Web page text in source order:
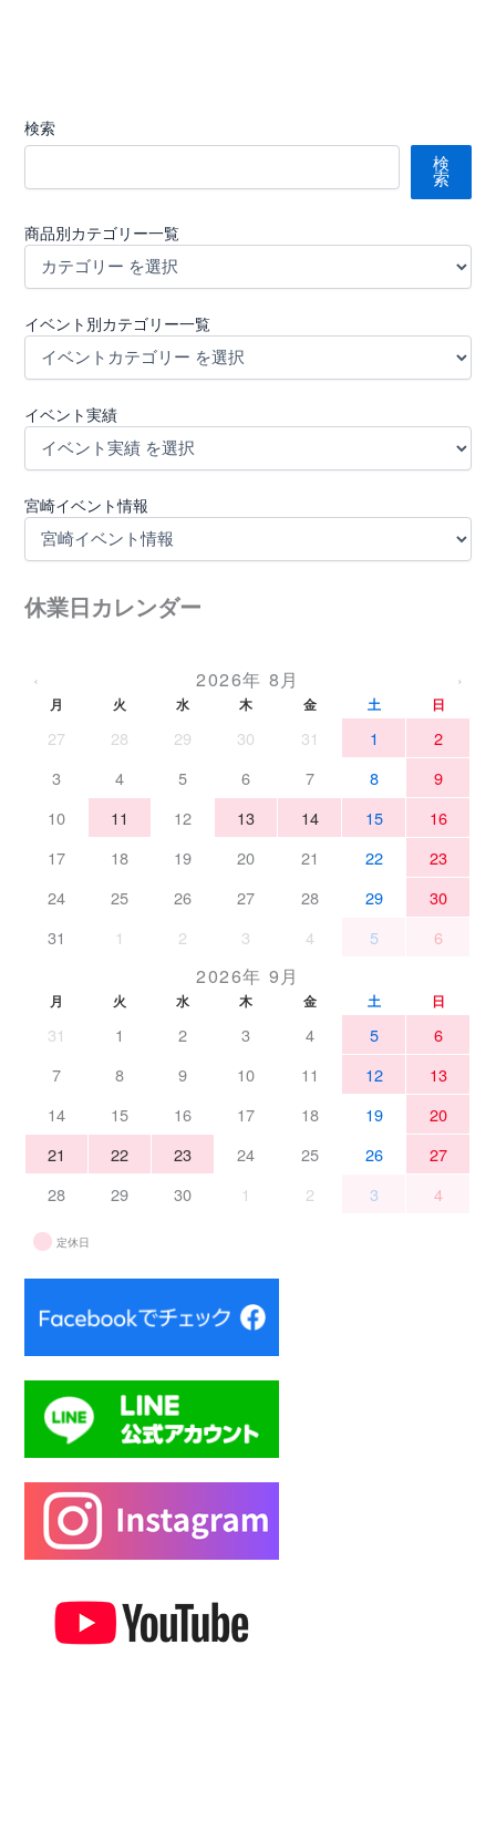
検索
検
索
商品別カテゴリー一覧
イベント別カテゴリー一覧
イベント実績
宮崎イベント情報
休業日カレンダー
‹ 2026年 8月 ›
月 火 水 木 金 土 日
27 28 29 30 31 1
2
3
4 5 6 7 8
9
10
11 12 13 14 15
16
17
18 19 20 21 22
23
24
25 26 27 28 29
30
31
1 2 3 4 5 6
2026年 9月
月 火 水 木 金 土 日
31 1 2 3 4 5
6
7
8 9 10 11 12
13
14
15 16 17 18 19
20
21
22 23 24 25 26
27
28
29 30 1 2 3 4
定休日